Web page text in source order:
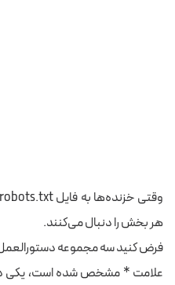
هر بخش را دنبال می‌کنند.
فرض کنید سه مجموعه دستورالعمل